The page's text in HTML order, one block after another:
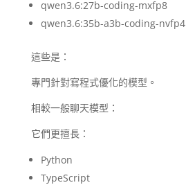
qwen3.6:27b-coding-mxfp8
qwen3.6:35b-a3b-coding-nvfp4
這些是：
專門針對寫程式優化的模型。
相較一般聊天模型：
它們更擅長：
Python
TypeScript